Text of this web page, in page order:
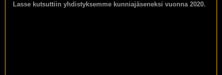
Lasse kutsuttiin yhdistyksemme kunniajäseneksi vuonna 2020.